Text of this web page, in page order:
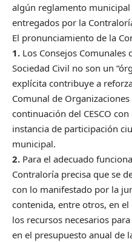
algún reglamento
entregados por la
El pronunciamiento de la
1. Los Consejos Comunales
Sociedad Civil no son un
explícita contribuye a
Comunal de
continuación del CESCO
instancia de participación
municipal.
2. Para el adecuado
Contraloría precisa que se
con lo manifestado por la
contenida, entre otros, en
los recursos necesarios
en el presupuesto anual de